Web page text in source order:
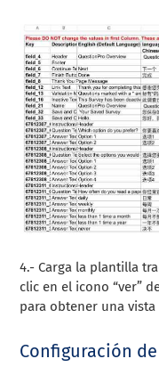
4.- Carga la plantilla
clic en el icono “ver”
para obtener una
Configuración